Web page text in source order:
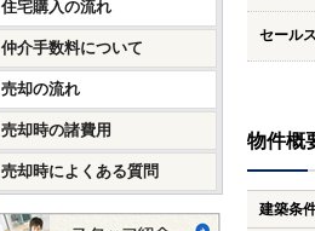
セール
物件概
建築条
住宅購入の流れ
仲介手数料について
売却の流れ
売却時の諸費用
売却時によくある質問